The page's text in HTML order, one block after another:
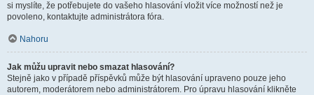
si myslíte, že potřebujete do vašeho hlasování vložit více možností než je
povoleno, kontaktujte administrátora fóra.
Nahoru
Jak můžu upravit nebo smazat hlasování?
Stejně jako v případě příspěvků může být hlasování upraveno pouze jeho
autorem, moderátorem nebo administrátorem. Pro úpravu hlasování klikněte